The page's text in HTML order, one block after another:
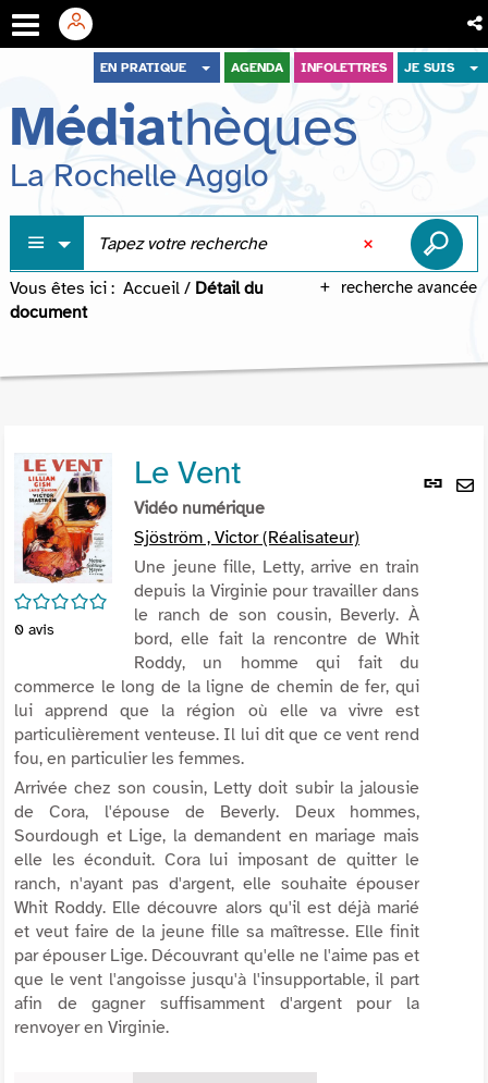
menu
contenu
recherche
EN PRATIQUE AGENDA INFOLETTRES JE SUIS
Médiathèques
La Rochelle Agglo
recherche avancée
Vous êtes ici : Accueil / Détail du
document
Lien
/5
0 avis
Le Vent
Vidéo numérique
Sjöström , Victor (Réalisateur)
Une jeune fille, Letty, arrive en train
depuis la Virginie pour travailler dans
le ranch de son cousin, Beverly. À
bord, elle fait la rencontre de Whit
Roddy, un homme qui fait du
commerce le long de la ligne de chemin de fer, qui
lui apprend que la région où elle va vivre est
particulièrement venteuse. Il lui dit que ce vent rend
fou, en particulier les femmes.
Arrivée chez son cousin, Letty doit subir la jalousie
de Cora, l'épouse de Beverly. Deux hommes,
Sourdough et Lige, la demandent en mariage mais
elle les éconduit. Cora lui imposant de quitter le
ranch, n'ayant pas d'argent, elle souhaite épouser
Whit Roddy. Elle découvre alors qu'il est déjà marié
et veut faire de la jeune fille sa maîtresse. Elle finit
par épouser Lige. Découvrant qu'elle ne l'aime pas et
que le vent l'angoisse jusqu'à l'insupportable, il part
afin de gagner suffisamment d'argent pour la
renvoyer en Virginie.